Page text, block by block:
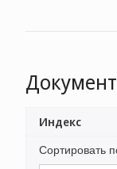
Сортировать
Индекс